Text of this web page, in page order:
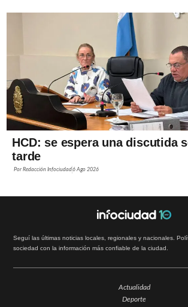
HCD: se espera una discutida
tarde
PorRedacción Infociudad6 Ago 2026
Seguí las últimas noticias locales, regionales y nacionales.
sociedad con la información más confiable de la ciudad.
Actualidad
Deporte